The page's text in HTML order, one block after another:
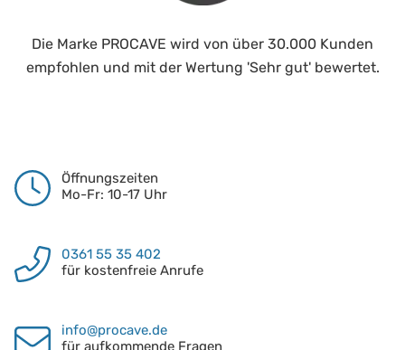
Die Marke PROCAVE wird von über 30.000 Kunden
empfohlen und mit der Wertung 'Sehr gut' bewertet.
Öffnungszeiten
Mo-Fr: 10-17 Uhr
0361 55 35 402
für kostenfreie Anrufe
info@procave.de
für aufkommende Fragen